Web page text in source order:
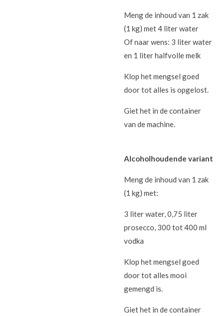
Meng de inhoud van 1 zak
(1 kg) met 4 liter water
Of naar wens: 3 liter water
en 1 liter halfvolle melk
Klop het mengsel goed
door tot alles is opgelost.
Giet het in de container
van de machine.
Alcoholhoudende variant
Meng de inhoud van 1 zak
(1 kg) met:
3 liter water,0,75 liter
prosecco, 300 tot 400 ml
vodka
Klop het mengsel goed
door tot alles mooi
gemengd is.
Giet het in de container